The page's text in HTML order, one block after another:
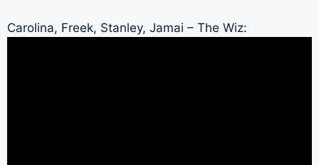
Carolina, Freek, Stanley, Jamai – The Wiz: